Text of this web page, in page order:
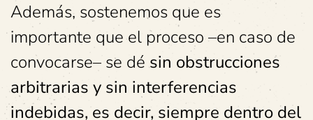
Además, sostenemos que es
importante que el proceso –en caso de
convocarse– se désin obstrucciones
arbitrarias y sin interferencias
indebidas, es decir, siempre dentro del